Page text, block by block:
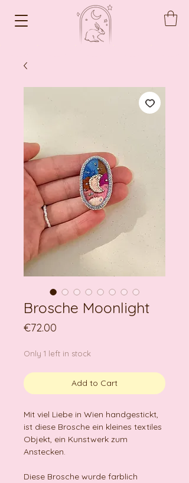
Brosche Moonlight
€72.00
Only 1 left in stock
Add to Cart
Mit viel Liebe in Wien handgestickt,
ist diese Brosche ein kleines textiles
Objekt, ein Kunstwerk zum
Anstecken.
Diese Brosche wurde farblich